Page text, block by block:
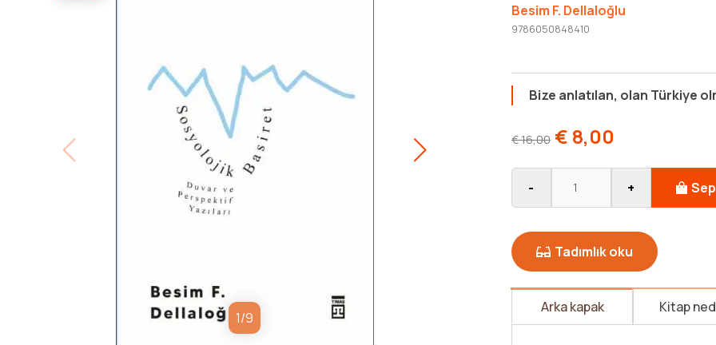
1/9
Besim F. Dellaloğlu
9786050848410
Bize anlatılan, olan Türkiye
€16,00 € 8,00
- +
Tadımlık oku
Arka kapak Kitap